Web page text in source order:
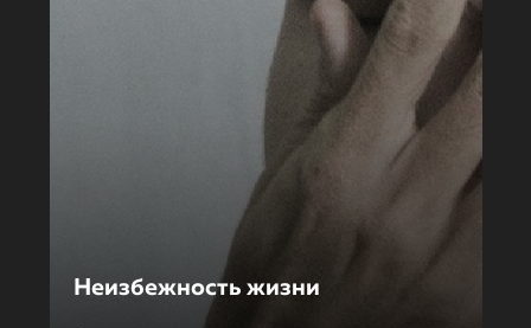
Неизбежность жизни